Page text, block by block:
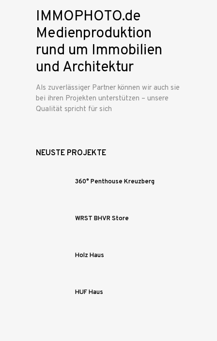
IMMOPHOTO.de
Medienproduktion
rund um Immobilien
und Architektur
Als zuverlässiger Partner können wir auch sie
bei ihren Projekten unterstützen – unsere
Qualität spricht für sich
NEUSTE PROJEKTE
360° Penthouse Kreuzberg
WRST BHVR Store
Holz Haus
HUF Haus